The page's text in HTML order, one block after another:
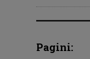
Pagini: